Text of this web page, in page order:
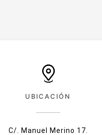
UBICACIÓN
C/. Manuel Merino 17.